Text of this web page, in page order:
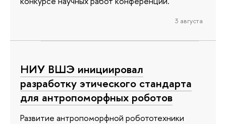
3 августа
НИУ ВШЭ инициировал
разработку этического стандарта
для антропоморфных роботов
Развитие антропоморфной робототехники